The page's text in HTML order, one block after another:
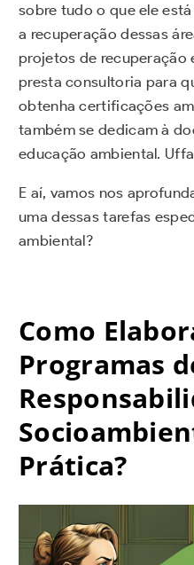
sobre tudo o que ele
a recuperação dessas
projetos de recuperação
presta consultoria para
obtenha certificações
também se dedicam à
educação ambiental.
E aí, vamos nos
uma dessas tarefas
ambiental?
Como
Programas
Prática?